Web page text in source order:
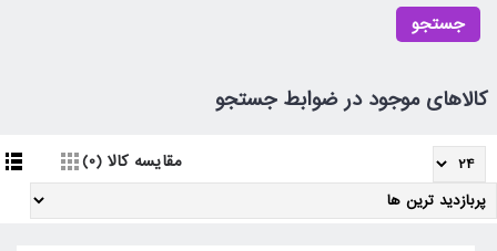
کالاهای موجود در ضوابط جستجو
مقایسه کالا (0)